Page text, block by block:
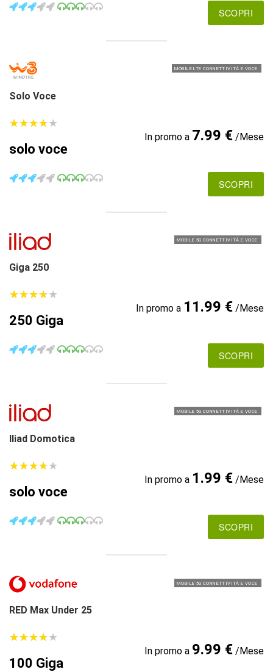
SCOPRI
MOBILE LTE CONNETTIVITÀ E VOCE
Solo Voce
★★★★★
★★★★★
solo voce
In promo a 7.99 €/Mese
SCOPRI
MOBILE 5G CONNETTIVITÀ E VOCE
Giga 250
★★★★★
★★★★★
250 Giga
In promo a 11.99 €/Mese
SCOPRI
MOBILE 5G CONNETTIVITÀ E VOCE
Iliad Domotica
★★★★★
★★★★★
solo voce
In promo a 1.99 €/Mese
SCOPRI
MOBILE 5G CONNETTIVITÀ E VOCE
RED Max Under 25
★★★★★
★★★★★
100 Giga
In promo a 9.99 €/Mese